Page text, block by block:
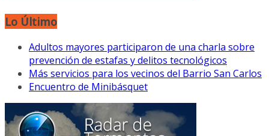
Lo Último
Adultos mayores participaron de una charla sobre
prevención de estafas y delitos tecnológicos
Más servicios para los vecinos del Barrio San Carlos
Encuentro de Minibásquet